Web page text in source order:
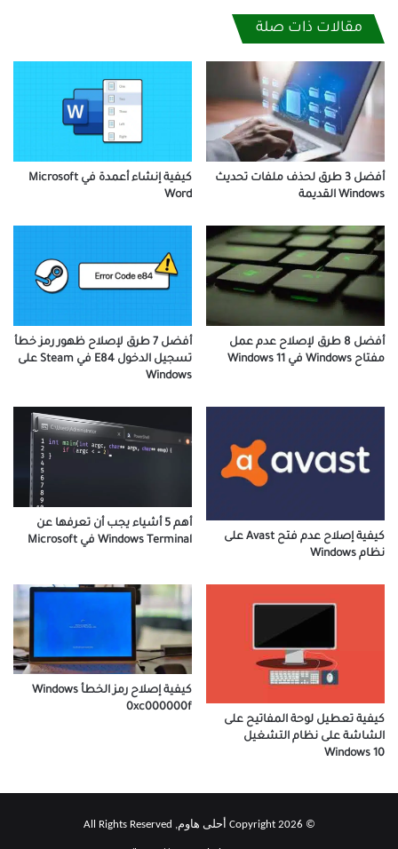
مقالات ذات صلة
أفضل 3 طرق لحذف ملفات تحديث
Windows القديمة
كيفية إنشاء أعمدة في Microsoft
Word
أفضل 8 طرق لإصلاح عدم عمل
مفتاح Windows في Windows 11
أفضل 7 طرق لإصلاح ظهور رمز خطأ
تسجيل الدخول E84 في Steam على
Windows
كيفية إصلاح عدم فتح Avast على
نظام Windows
أهم 5 أشياء يجب أن تعرفها عن
Windows Terminal في Microsoft
كيفية تعطيل لوحة المفاتيح على
الشاشة على نظام التشغيل
Windows 10
كيفية إصلاح رمز الخطأ Windows
0xc000000f
© Copyright 2026 أحلى هاوم, All Rights Reserved